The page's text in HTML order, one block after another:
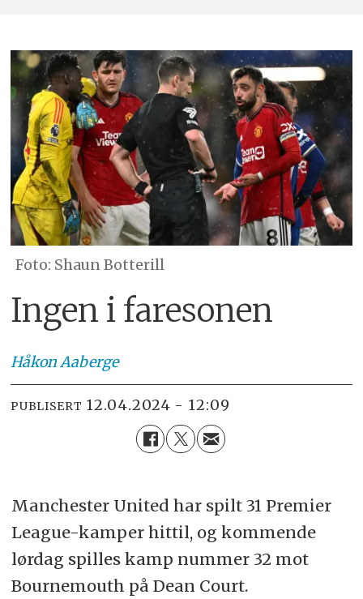
Shaun Botterill
Ingen i faresonen
HåkonAaberge
PUBLISERT 12.04.2024 - 12:09
Manchester United har spilt 31 Premier
League-kamper hittil, og kommende
lørdag spilles kamp nummer 32 mot
Bournemouth på Dean Court.